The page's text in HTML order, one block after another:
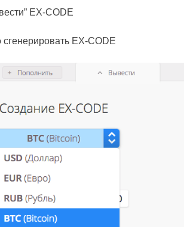
EX-CODE
EX-CODE